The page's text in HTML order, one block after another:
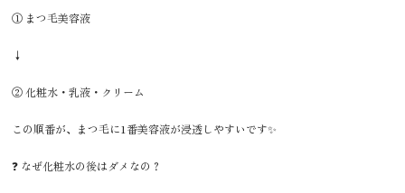
① まつ毛美容液
↓
② 化粧水・乳液・クリーム
この順番が、まつ毛に1番美容液が浸透しやすいです✨
❓ なぜ化粧水の後はダメなの？